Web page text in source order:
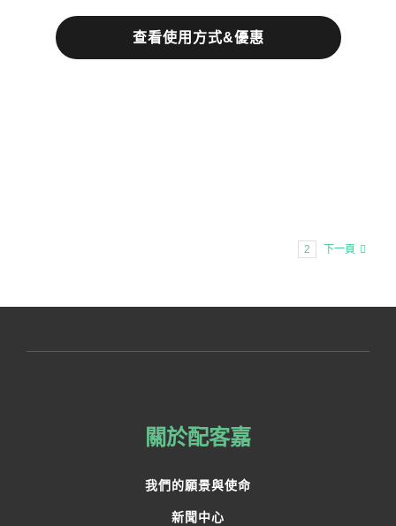
查看使用方式&優惠
2 下一頁
關於配客嘉
我們的願景與使命
新聞中心